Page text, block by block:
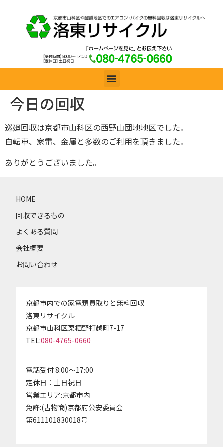
今日の回収
巡廻回収は京都市山科区の西野山団地地区でした。
自転車、家電、金属と多数のご利用を頂きました。
ありがとうございました。
HOME
回収できるもの
よくある質問
会社概要
お問い合わせ
京都市内での家電類買取りと無料回収
洛東リサイクル
京都市山科区栗栖野打越町7-17
TEL:080-4765-0660
電話受付 8:00～17:00
定休日：土日祝日
営業エリア:京都市内
免許:(古物商)京都府公安委員会
第611101830018号